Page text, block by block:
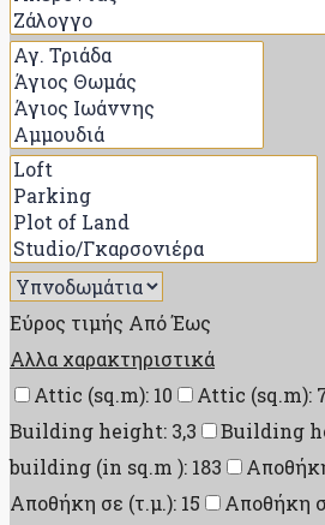
Εύρος τιμής ΑπόΈως
Αλλα χαρακτηριστικά
Attic (sq.m): 10
Attic (sq.m):
Building height: 3,3
Building
building (in sq.m ): 183
Αποθήκη σε (τ.μ.): 15
Αποθήκη